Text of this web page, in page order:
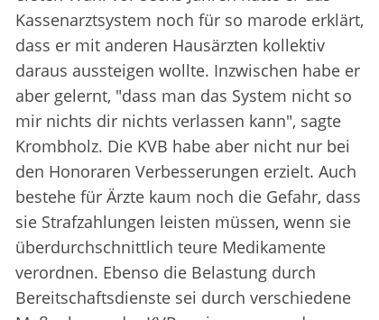
Kassenarztsystem noch für so marode erklärt,
dass er mit anderen Hausärzten kollektiv
daraus aussteigen wollte. Inzwischen habe er
aber gelernt, "dass man das System nicht so
mir nichts dir nichts verlassen kann", sagte
Krombholz. Die KVB habe aber nicht nur bei
den Honoraren Verbesserungen erzielt. Auch
bestehe für Ärzte kaum noch die Gefahr, dass
sie Strafzahlungen leisten müssen, wenn sie
überdurchschnittlich teure Medikamente
verordnen. Ebenso die Belastung durch
Bereitschaftsdienste sei durch verschiedene